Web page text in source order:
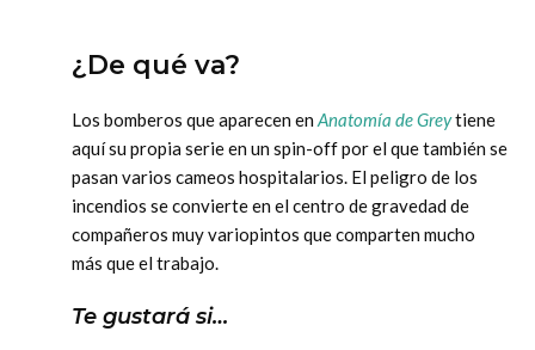
¿De qué va?
Los bomberos que aparecen en Anatomía de Greytiene
aquí su propia serie en un spin-off por el que también se
pasan varios cameos hospitalarios. El peligro de los
incendios se convierte en el centro de gravedad de
compañeros muy variopintos que comparten mucho
más que el trabajo.
Te gustará si…